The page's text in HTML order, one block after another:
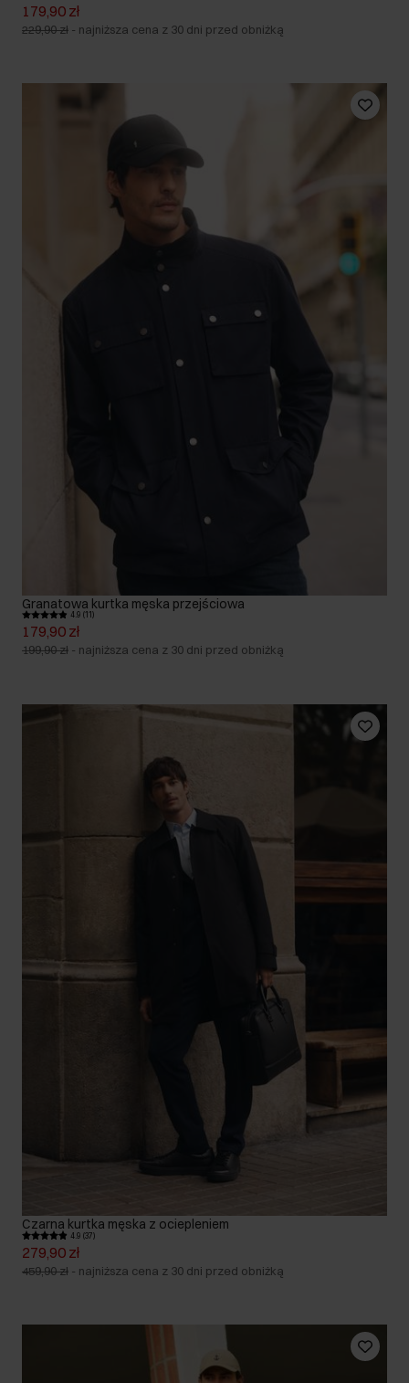
179,90 zł
229,90 zł - najniższa cena z 30 dni przed obniżką
Granatowa kurtka męska przejściowa
4.9 (11)
179,90 zł
199,90 zł - najniższa cena z 30 dni przed obniżką
Czarna kurtka męska z ociepleniem
4.9 (37)
279,90 zł
459,90 zł - najniższa cena z 30 dni przed obniżką